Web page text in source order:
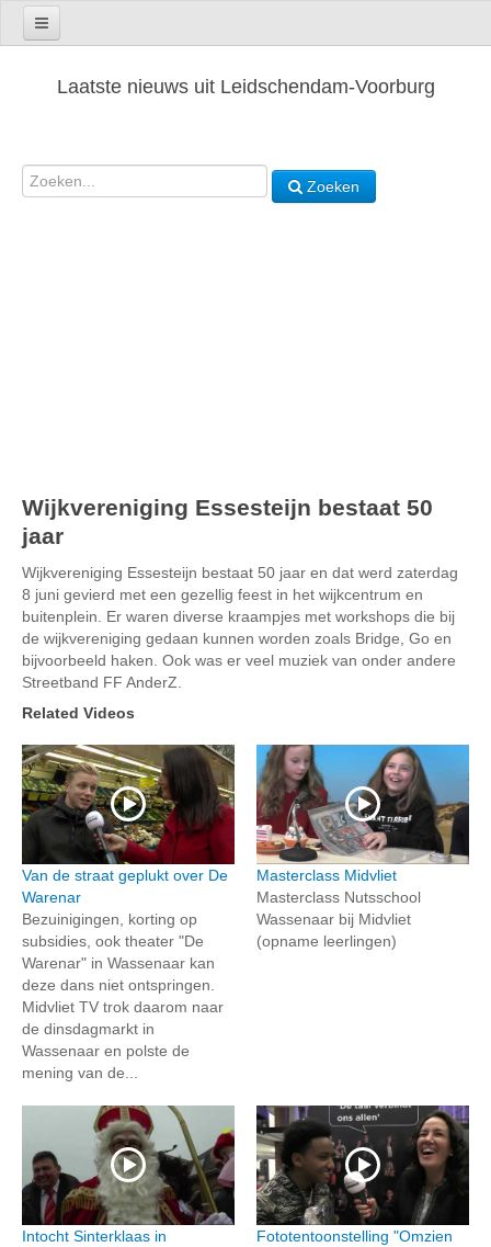
Laatste nieuws uit Leidschendam-Voorburg
Zoeken
Wijkvereniging Essesteijn bestaat 50
jaar
Wijkvereniging Essesteijn bestaat 50 jaar en dat werd zaterdag
8 juni gevierd met een gezellig feest in het wijkcentrum en
buitenplein. Er waren diverse kraampjes met workshops die bij
de wijkvereniging gedaan kunnen worden zoals Bridge, Go en
bijvoorbeeld haken. Ook was er veel muziek van onder andere
Streetband FF AnderZ.
Related Videos
Van de straat geplukt over De
Warenar
Bezuinigingen, korting op
subsidies, ook theater "De
Warenar" in Wassenaar kan
deze dans niet ontspringen.
Midvliet TV trok daarom naar
de dinsdagmarkt in
Wassenaar en polste de
mening van de...
Masterclass Midvliet
Masterclass Nutsschool
Wassenaar bij Midvliet
(opname leerlingen)
Intocht Sinterklaas in
Fototentoonstelling "Omzien